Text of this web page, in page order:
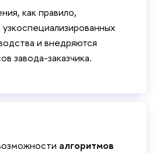
как правило,
и внедряются
завода-заказчика.
алгоритмов